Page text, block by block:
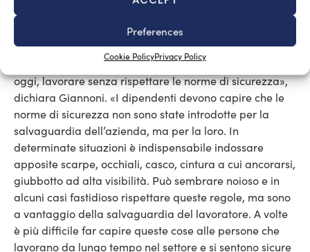
Preferences
Cookie PolicyPrivacy Policy
sicurezza, sono stati effettuati corsi di formazione per le
lavorazioni in quota, per la guida di carrelli elevatori,
per piattaforme elevabili e naturalmente per pontisti.
La sicurezza è un aspetto fondamentale. «È una follia,
oggi, lavorare senza rispettare le norme di sicurezza»,
dichiara Giannoni. «I dipendenti devono capire che le
norme di sicurezza non sono state introdotte per la
salvaguardia dell’azienda, ma per la loro. In
determinate situazioni è indispensabile indossare
apposite scarpe, occhiali, casco, cintura a cui ancorarsi,
giubbotto ad alta visibilità. Può sembrare noioso e in
alcuni casi fastidioso rispettare queste regole, ma sono
a vantaggio della salvaguardia del lavoratore. A volte
è più difficile far capire queste cose alle persone che
lavorano da lungo tempo nel settore e si sentono sicure